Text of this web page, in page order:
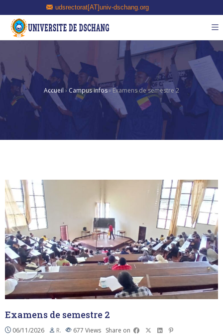
udsrectorat[AT]univ-dschang.org
Accueil › Campus infos›Examens de semestre 2
Examens de semestre 2
06/11/2026 R. 677 Views Share on